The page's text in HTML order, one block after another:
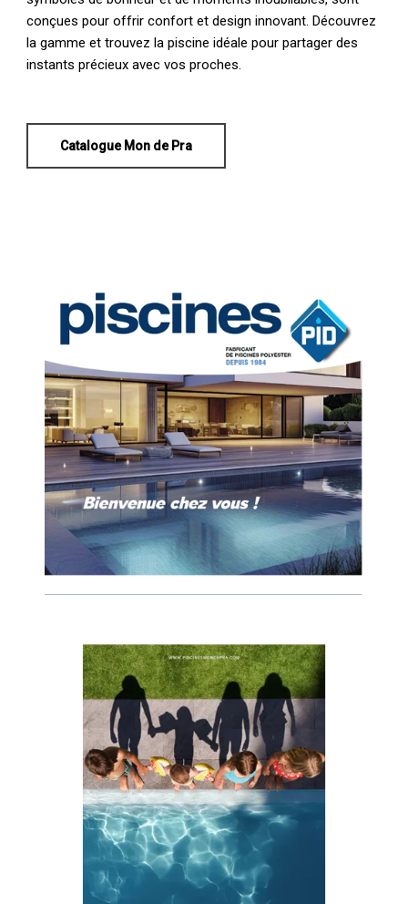
conçues pour offrir confort et design innovant. Découvrez
la gamme et trouvez la piscine idéale pour partager des
instants précieux avec vos proches.
Catalogue Mon de Pra